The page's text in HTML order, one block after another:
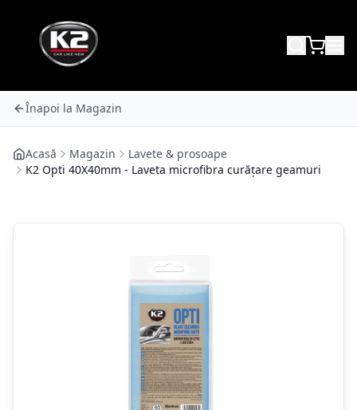
Înapoi la Magazin
Acasă Magazin
Lavete & prosoape
K2 Opti 40X40mm - Laveta microfibra curățare geamuri